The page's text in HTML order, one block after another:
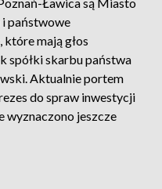
państwowe
mają głos
spółki skarbu państwa
Aktualnie portem
do spraw inwestycji
wyznaczono jeszcze